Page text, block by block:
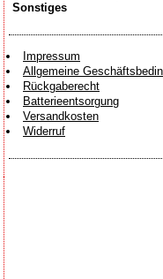
Sonstiges
Impressum
Allgemeine
Rückgaberecht
Batterieentsorgung
Versandkosten
Widerruf